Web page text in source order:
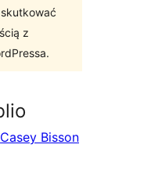
z
Casey Bisson